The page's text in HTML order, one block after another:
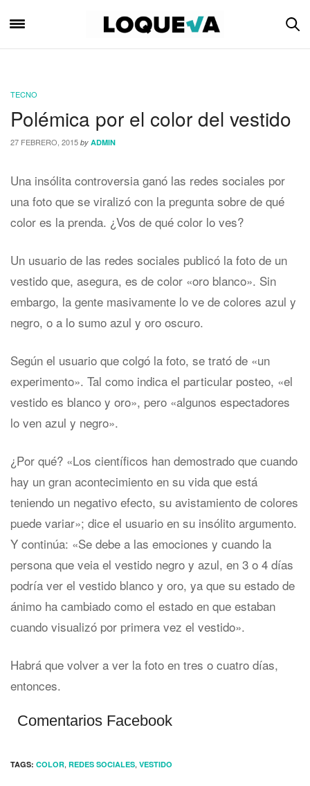
TECNO
Polémica por el color del vestido
27 FEBRERO, 2015 by ADMIN
Una insólita controversia ganó las redes sociales por
una foto que se viralizó con la pregunta sobre de qué
color es la prenda. ¿Vos de qué color lo ves?
Un usuario de las redes sociales publicó la foto de un
vestido que, asegura, es de color «oro blanco». Sin
embargo, la gente masivamente lo ve de colores azul y
negro, o a lo sumo azul y oro oscuro.
Según el usuario que colgó la foto, se trató de «un
experimento». Tal como indica el particular posteo, «el
vestido es blanco y oro», pero «algunos espectadores
lo ven azul y negro».
¿Por qué? «Los científicos han demostrado que cuando
hay un gran acontecimiento en su vida que está
teniendo un negativo efecto, su avistamiento de colores
puede variar»; dice el usuario en su insólito argumento.
Y continúa: «Se debe a las emociones y cuando la
persona que veia el vestido negro y azul, en 3 o 4 días
podría ver el vestido blanco y oro, ya que su estado de
ánimo ha cambiado como el estado en que estaban
cuando visualizó por primera vez el vestido».
Habrá que volver a ver la foto en tres o cuatro días,
entonces.
Comentarios Facebook
TAGS: COLOR, REDES SOCIALES, VESTIDO